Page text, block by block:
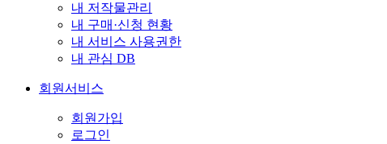
내 저작물관리
내 구매·신청 현황
내 서비스 사용권한
내 관심 DB
회원서비스
회원가입
로그인